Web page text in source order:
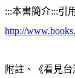
:::本書簡介:::引
http://
附註、《看見